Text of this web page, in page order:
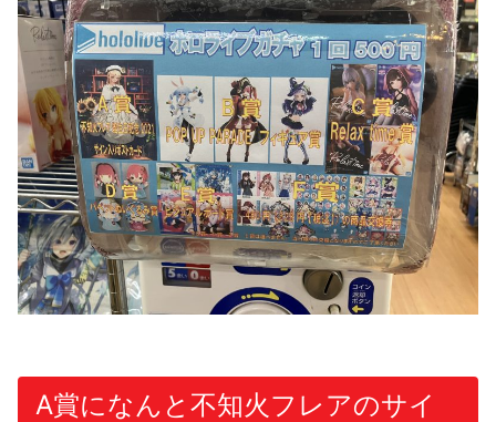
A賞になんと不知火フレアのサイ